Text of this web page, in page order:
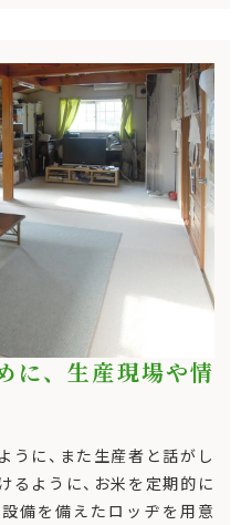
に、生産現場や情
うに、また生産者と話がし
るように、お米を定期的に
備を備えたロッヂを用意